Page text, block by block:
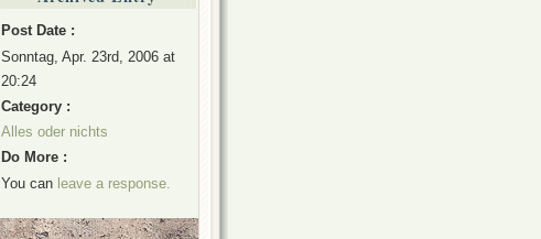
Post Date :
Sonntag, Apr. 23rd, 2006 at
20:24
Category :
Alles oder nichts
Do More :
You can leave a response.